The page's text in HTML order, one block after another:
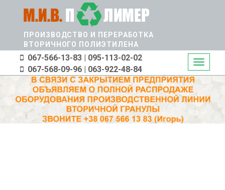
содержаниюПРОИЗВОДСТВО И ПЕРЕРАБОТКА
ВТОРИЧНОГО ПОЛИЭТИЛЕНА
Toggle
067-566-13-83 | 095-113-02-02
067-568-09-96 | 063-922-48-84